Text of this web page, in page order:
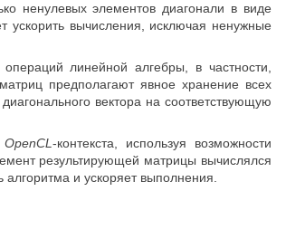
ненулевых элементов диагонали в виде
вычисления, исключая ненужные
линейной алгебры, в частности,
предполагают явное хранение всех
вектора на соответствующую
OpenCL-контекста, используя возможности
результирующей матрицы вычислялся
алгоритма и ускоряет выполнения.